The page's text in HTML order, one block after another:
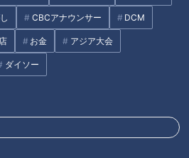
CBCアナウンサー DCM
お金 アジア大会
ダイソー
「胃カメラ」を発明した日
本の技術を誇りたい！世界
の人々の命を救う開発の歩
み